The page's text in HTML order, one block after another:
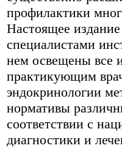
профилактики
Настоящее
специалистами
нем освещены все
практикующим
эндокринологии
нормативы
соответствии с
диагностики и